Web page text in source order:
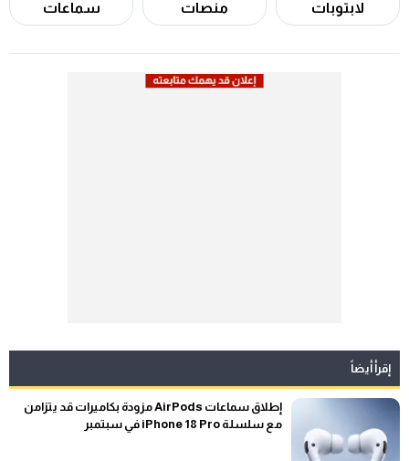
لابتوبات منصات سماعات
إقرأ أيضاً
إطلاق سماعات AirPods مزودة بكاميرات قد يتزامن
مع سلسلة iPhone 18 Pro في سبتمبر